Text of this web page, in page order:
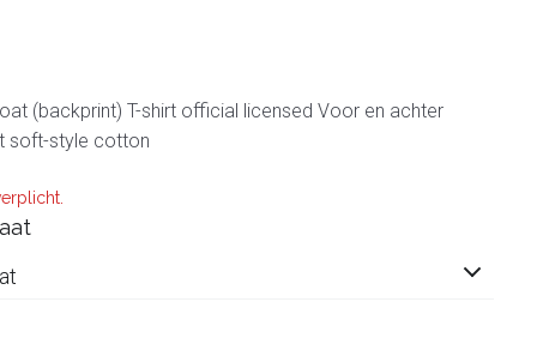
(backprint) T-shirt official licensed Voor en achter
soft-style cotton